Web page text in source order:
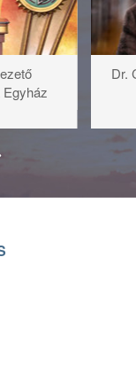
Egyház
Dr.